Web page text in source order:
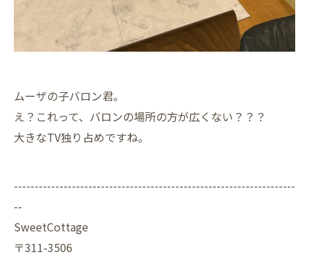
ムーザの子バロン君。
え？これって、バロンの場所の方が広くない？？？
大きなTV独り占めですね。
--------------------------------------------------------------------
--
SweetCottage
〒311-3506